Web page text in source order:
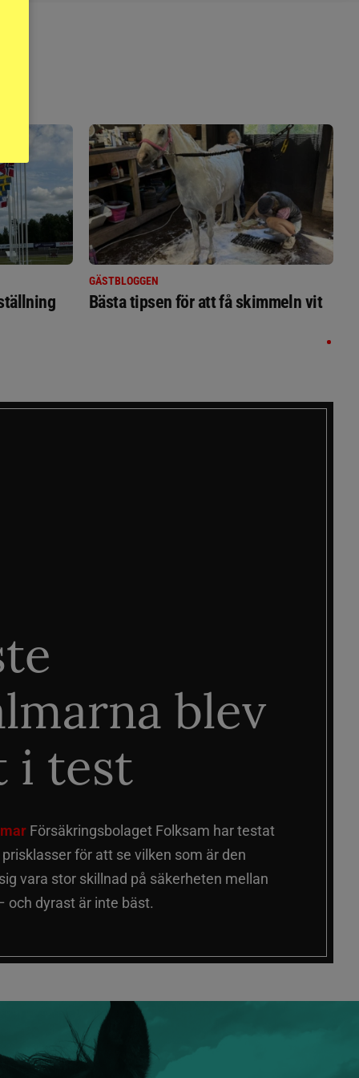
GÄSTBLOGGEN
Bästa tipsen för att få skimmeln vit
blev
i test
Försäkringsbolaget Folksam har testat
för att se vilken som är den
vara stor skillnad på säkerheten mellan
och dyrast är inte bäst.